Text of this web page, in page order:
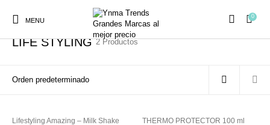
MENU
0
AUSTRALIAN GOLD AUTOBRONCEADORES CABELLO
Inicio / Z.one Concept MILKSHAKE LIFE STYLING
LIFE STYLING2 Productos
Lifestyling Amazing – Milk Shake
THERMO PROTECTOR 100 ml